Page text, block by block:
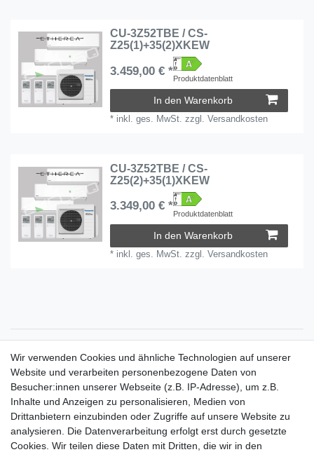
CU-3Z52TBE / CS-
Z25(1)+35(2)XKEW
Produktdatenblatt
3.459,00 € *
In den Warenkorb
* inkl. ges. MwSt. zzgl.Versandkosten
CU-3Z52TBE / CS-
Z25(2)+35(1)XKEW
Produktdatenblatt
3.349,00 € *
In den Warenkorb
* inkl. ges. MwSt. zzgl.Versandkosten
Versandkosten
Der Weg zur eigenen Klimaanlage
Inbetriebnahme & Serviceleistungen
Für Interessierte aus der Schweiz
Klimaanlage = Wärmepumpe
Hilfe
Wir verwenden Cookies und ähnliche Technologien auf unserer
Website und verarbeiten personenbezogene Daten von
Besucher:innen unserer Webseite (z.B. IP-Adresse), um z.B.
Inhalte und Anzeigen zu personalisieren, Medien von
Drittanbietern einzubinden oder Zugriffe auf unsere Website zu
analysieren. Die Datenverarbeitung erfolgt erst durch gesetzte
Cookies. Wir teilen diese Daten mit Dritten, die wir in den